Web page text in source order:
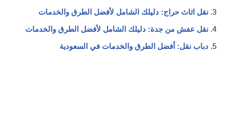
نقل اثاث حراج: دليلك الشامل لأفضل الطرق والخدمات
نقل عفش من جدة: دليلك الشامل لأفضل الطرق والخدمات
دباب نقل: أفضل الطرق والخدمات في السعودية